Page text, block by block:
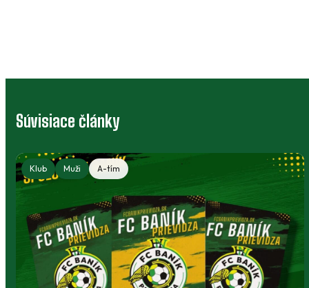
Súvisiace články
Klub Muži A-tím